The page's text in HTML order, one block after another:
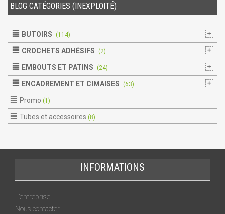
BLOG CATÉGORIES (INEXPLOITÉ)
BUTOIRS (114)
CROCHETS ADHÉSIFS (2)
EMBOUTS ET PATINS (24)
ENCADREMENT ET CIMAISES (63)
Promo (1)
Tubes et accessoires (8)
INFORMATIONS
L’entreprise
Nous contacter